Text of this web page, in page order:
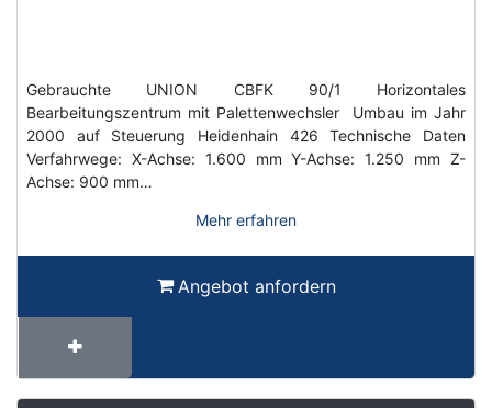
Gebrauchte UNION CBFK 90/1 Horizontales
Bearbeitungszentrum mit Palettenwechsler Umbau im Jahr
2000 auf Steuerung Heidenhain 426 Technische Daten
Verfahrwege: X-Achse: 1.600 mm Y-Achse: 1.250 mm Z-
Achse: 900 mm…
Mehr erfahren
Angebot anfordern